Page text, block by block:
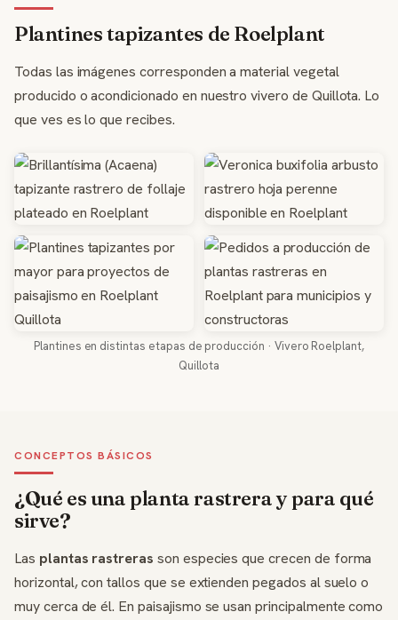
Plantines tapizantes de Roelplant
Todas las imágenes corresponden a material vegetal
producido o acondicionado en nuestro vivero de Quillota. Lo
que ves es lo que recibes.
Plantines en distintas etapas de producción · Vivero Roelplant,
Quillota
CONCEPTOS BÁSICOS
¿Qué es una planta rastrera y para qué
sirve?
Las plantas rastreras son especies que crecen de forma
horizontal, con tallos que se extienden pegados al suelo o
muy cerca de él. En paisajismo se usan principalmente como